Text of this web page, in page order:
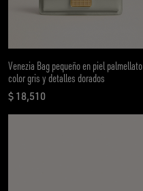
Venezia Bag pequeño en piel palmellato
color gris y detalles dorados
$ 18,510
precio actual $ 18,510